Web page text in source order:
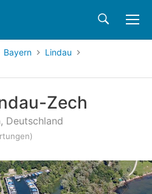
Bayern
Lindau
Zech
Deutschland
auf